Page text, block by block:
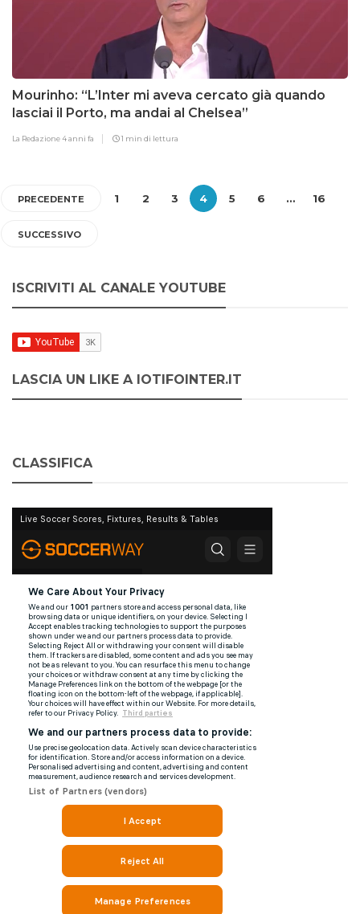
Mourinho: “L’Inter mi aveva cercato già quando
lasciai il Porto, ma andai al Chelsea”
La Redazione4 anni fa 1 min di lettura
PRECEDENTE 1 2 3 4 5 6 … 16
SUCCESSIVO
ISCRIVITI AL CANALE YOUTUBE
LASCIA UN LIKE A IOTIFOINTER.IT
CLASSIFICA